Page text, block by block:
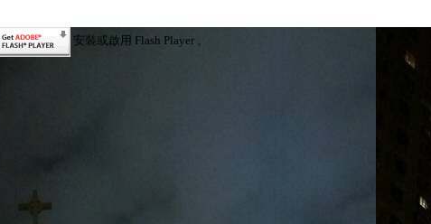
安裝或啟用 Flash Player 。